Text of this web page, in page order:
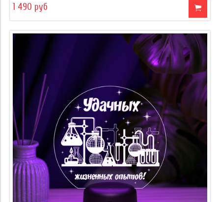
1 490 руб